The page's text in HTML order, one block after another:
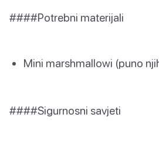
####Potrebni materijali
Mini marshmallowi (puno
####Sigurnosni savjeti